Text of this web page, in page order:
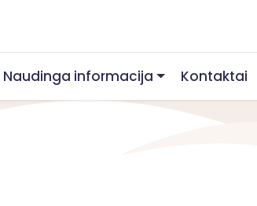
Naudinga informacija Kontaktai